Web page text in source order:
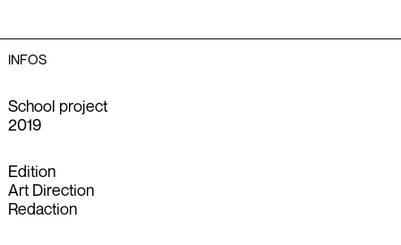
INFOS
School project
2019
Edition
Art Direction
Redaction